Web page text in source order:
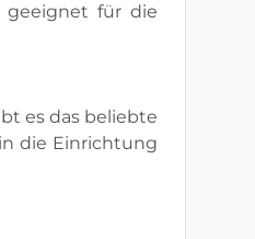
geeignet für die
es das beliebte
die Einrichtung